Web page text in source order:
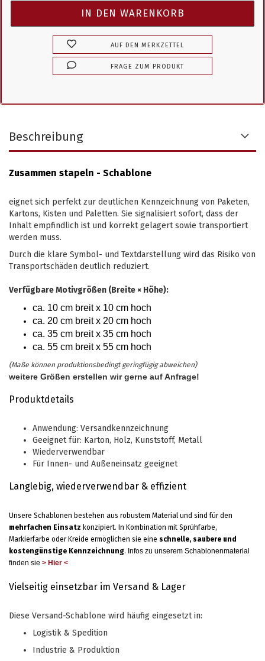
AUF DEN MERKZETTEL
FRAGE ZUM PRODUKT
Beschreibung
Zusammen stapeln - Schablone
eignet sich perfekt zur deutlichen Kennzeichnung von Paketen,
Kartons, Kisten und Paletten. Sie signalisiert sofort, dass der
Inhalt empfindlich ist und korrekt gelagert sowie transportiert
werden muss.
Durch die klare Symbol- und Textdarstellung wird das Risiko von
Transportschäden deutlich reduziert.
Verfügbare Motivgrößen (Breite × Höhe):
ca. 10 cm breit x 10 cm hoch
ca. 20 cm breit x 20 cm hoch
ca. 35 cm breit x 35 cm hoch
ca. 55 cm breit x 55 cm hoch
(Maße können produktionsbedingt geringfügig abweichen)
weitere Größen erstellen wir gerne auf Anfrage!
Produktdetails
Anwendung: Versandkennzeichnung
Geeignet für: Karton, Holz, Kunststoff, Metall
Wiederverwendbar
Für Innen- und Außeneinsatz geeignet
Langlebig, wiederverwendbar & effizient
Unsere Schablonen bestehen aus robustem Material und sind für den
mehrfachen Einsatz konzipiert. In Kombination mit Sprühfarbe,
Markierfarbe oder Kreide ermöglichen sie eine schnelle, saubere und
kostengünstige Kennzeichnung. Infos zu unserem Schablonenmaterial
finden sie > Hier <
Vielseitig einsetzbar im Versand & Lager
Diese Versand-Schablone wird häufig eingesetzt in:
Logistik & Spedition
Industrie & Produktion